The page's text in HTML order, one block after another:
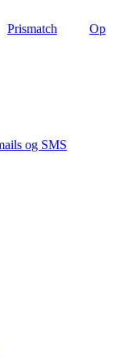
Prismatch
Op
og SMS